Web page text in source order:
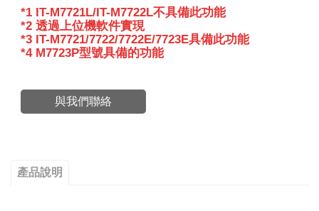
*1 IT-M7721L/IT-M7722L不具備此功能
*2 透過上位機軟件實現
*3 IT-M7721/7722/7722E/7723E具備此功能
*4 M7723P型號具備的功能
與我們聯絡
產品說明